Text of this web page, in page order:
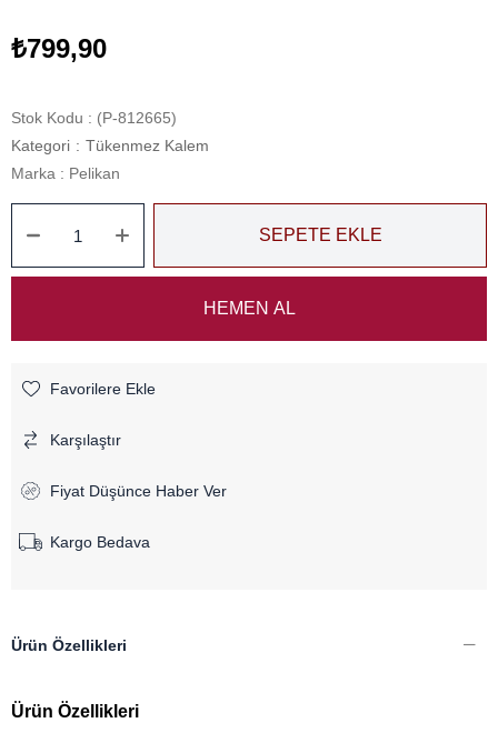
₺799,90
Stok Kodu
(P-812665)
Kategori : Tükenmez Kalem
Marka : Pelikan
Favorilere Ekle
Karşılaştır
Fiyat Düşünce Haber Ver
Kargo Bedava
Ürün Özellikleri
Ürün Özellikleri